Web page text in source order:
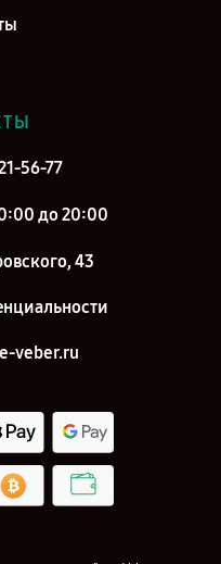
56-77
до 20:00
43
veber.ru